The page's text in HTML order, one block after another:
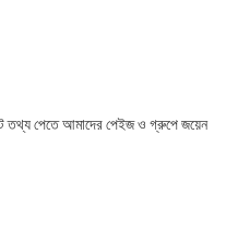
তথ্য পেতে আমাদের পেইজ ও গ্রুপে জয়েন